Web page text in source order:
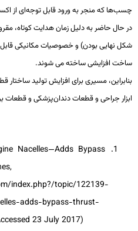
که منجر به ورود قابل توجه‌ای از
حال حاضر به دلیل زمان هدایت کوتاه، مقرون
نهایی بودن) و خصوصیات مکانیکی قابل
افزایشی ساخته می شوند.
مسیری برای افزایش تولید ساختار
جراحی و قطعات دندان‌پزشکی و قطعات
Nacelles—Adds Bypass
index.php?/topic/122139-
adds-bypass-thrust-
23 July 2017).